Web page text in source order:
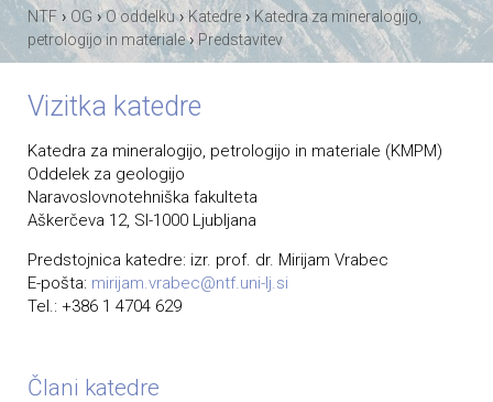
NTF › OG ›O oddelku›Katedre› Katedra za mineralogijo,
petrologijo in materiale› Predstavitev
Vizitka katedre
Katedra za mineralogijo, petrologijo in materiale (KMPM)
Oddelek za geologijo
Naravoslovnotehniška fakulteta
Aškerčeva 12, SI-1000 Ljubljana
Predstojnica katedre: izr. prof. dr. Mirijam Vrabec
E-pošta: mirijam.vrabec@ntf.uni-lj.si
Tel.: +386 1 4704 629
Člani katedre